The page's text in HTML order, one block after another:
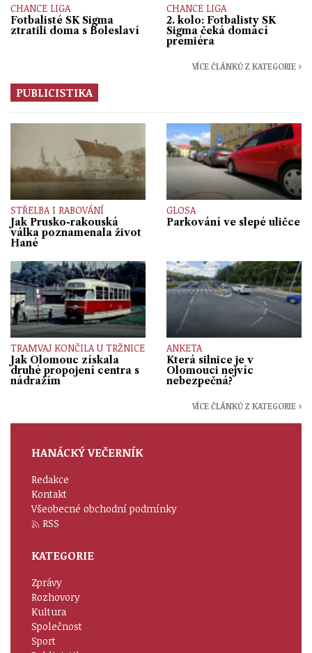
CHANCE LIGA
Fotbalisté SK Sigma
ztratili doma s Boleslaví
CHANCE LIGA
2. kolo: Fotbalisty SK
Sigma čeká domácí
premiéra
VÍCE ČLÁNKŮ Z KATEGORIE ›
PUBLICISTIKA
STŘELBA I RABOVÁNÍ
Jak Prusko-rakouská
válka poznamenala život
Hané
GLOSA
Parkování ve slepé uličce
TRAMVAJ KONČILA U TRŽNICE
Jak Olomouc získala
druhé propojení centra s
nádražím
ANKETA
Která silnice je v
Olomouci nejvíc
nebezpečná?
VÍCE ČLÁNKŮ Z KATEGORIE ›
HANÁCKÝ VEČERNÍK
Redakce
Kontakt
Všeobecné obchodní podmínky
RSS
KATEGORIE
Zprávy
Rozhovory
Kultura
Společnost
Sport